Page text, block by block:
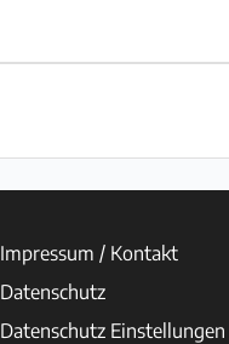
Impressum / Kontakt
Datenschutz
Datenschutz Einstellungen